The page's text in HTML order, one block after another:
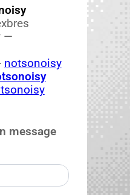
—
not­sonoisy
mes­sage